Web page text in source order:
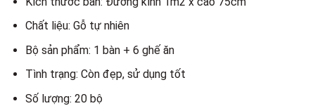
Chất liệu: Gỗ tự nhiên
Bộ sản phẩm: 1 bàn + 6 ghế ăn
Tình trạng: Còn đẹp, sử dụng tốt
Số lượng: 20 bộ